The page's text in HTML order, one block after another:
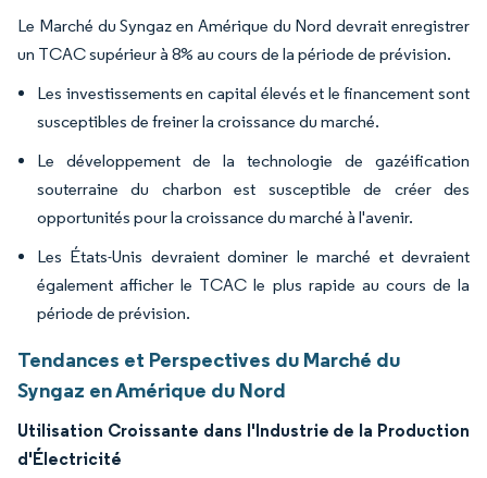
Le Marché du Syngaz en Amérique du Nord devrait enregistrer
un TCAC supérieur à 8% au cours de la période de prévision.
Les investissements en capital élevés et le financement sont
susceptibles de freiner la croissance du marché.
Le développement de la technologie de gazéification
souterraine du charbon est susceptible de créer des
opportunités pour la croissance du marché à l'avenir.
Les États-Unis devraient dominer le marché et devraient
également afficher le TCAC le plus rapide au cours de la
période de prévision.
Tendances et Perspectives du Marché du
Syngaz en Amérique du Nord
Utilisation Croissante dans l'Industrie de la Production
d'Électricité